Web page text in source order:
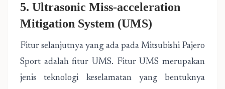
5. Ultrasonic Miss-acceleration
Mitigation System (UMS)
Fitur selanjutnya yang ada pada Mitsubishi Pajero
Sport adalah fitur UMS. Fitur UMS merupakan
jenis teknologi keselamatan yang bentuknya